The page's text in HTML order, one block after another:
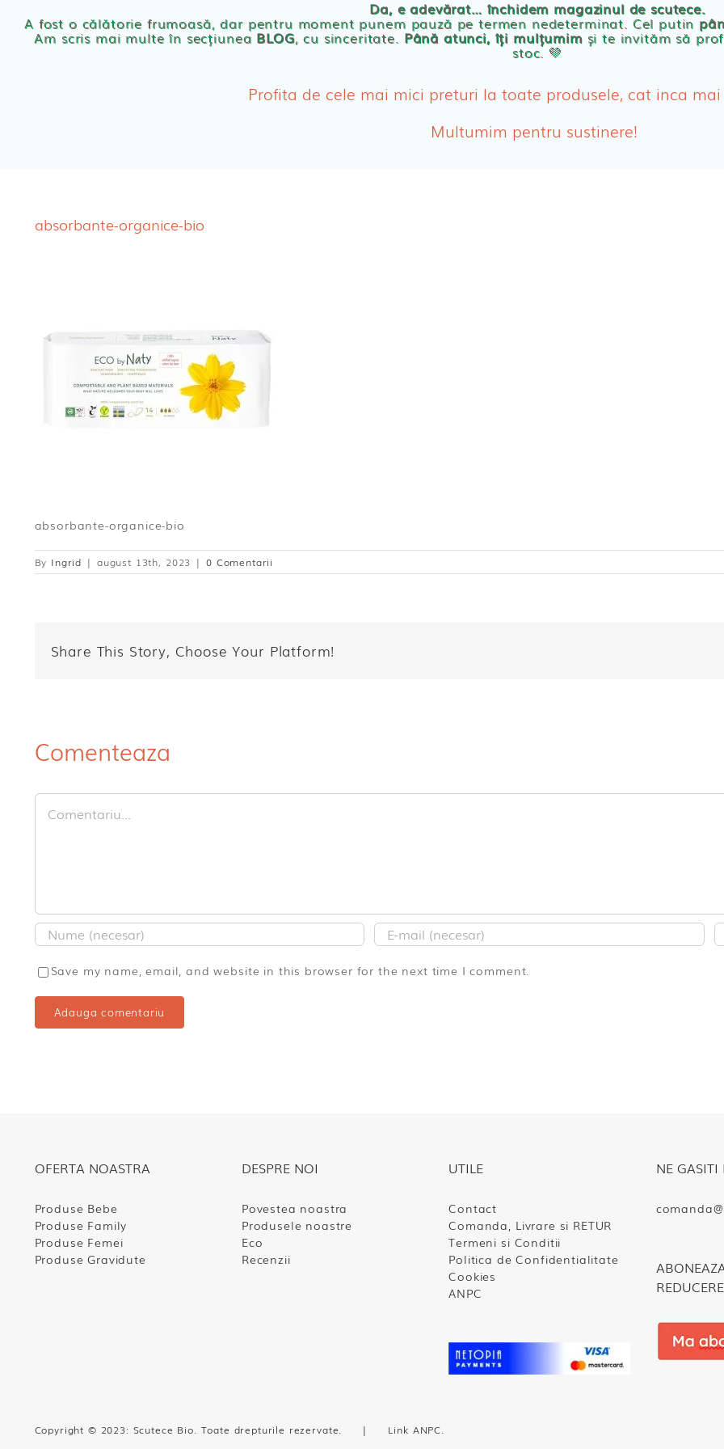
Chilotei eco Naty
Servetele umede ecologice
Da, e adevărat… închidem magazinul de scutece.
A fost o călătorie frumoasă, dar pentru moment punem pauză pe termen nedeterminat. Cel putin
Am scris mai multe în secțiunea BLOG, cu sinceritate. Până atunci, îți mulțumimși te invităm să
stoc. 💛
Profita de cele mai mici preturi la toate produsele, cat inca
Multumim pentru sustinere!
absorbante-organice-bio
absorbante-organice-bio
By Ingrid | august 13th, 2023 | 0 Comentarii
Share This Story, Choose Your Platform!
Comenteaza
Comment
Save my name, email, and website in this browser for the next time I comment.
OFERTA NOASTRA
Produse Bebe
Produse Family
Produse Femei
Produse Gravidute
DESPRE NOI
Povestea noastra
Produsele noastre
Eco
Recenzii
UTILE
Contact
Comanda, Livrare si RETUR
Termeni si Conditii
Politica de Confidentialitate
Cookies
ANPC
NE GASITI
Copyright © 2023: Scutece Bio. Toate drepturile rezervate. | Link ANPC